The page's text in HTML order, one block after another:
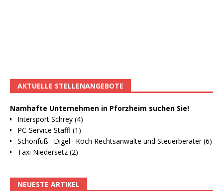
AKTUELLE STELLENANGEBOTE
Namhafte Unternehmen in Pforzheim suchen Sie!
Intersport Schrey (4)
PC-Service Staffl (1)
Schönfuß · Digel · Koch Rechtsanwälte und Steuerberater (6)
Taxi Niedersetz (2)
NEUESTE ARTIKEL